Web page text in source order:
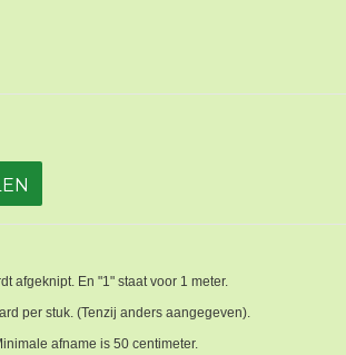
afgeknipt. En "1" staat voor 1 meter.
per stuk. (Tenzij anders aangegeven).
afname is 50 centimeter.